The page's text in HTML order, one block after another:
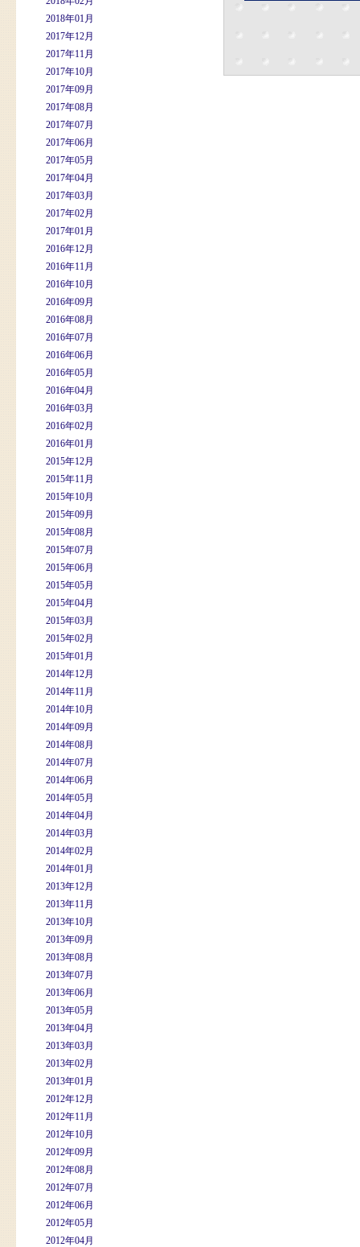
2018年01月
2017年12月
2017年11月
2017年10月
2017年09月
2017年08月
2017年07月
2017年06月
2017年05月
2017年04月
2017年03月
2017年02月
2017年01月
2016年12月
2016年11月
2016年10月
2016年09月
2016年08月
2016年07月
2016年06月
2016年05月
2016年04月
2016年03月
2016年02月
2016年01月
2015年12月
2015年11月
2015年10月
2015年09月
2015年08月
2015年07月
2015年06月
2015年05月
2015年04月
2015年03月
2015年02月
2015年01月
2014年12月
2014年11月
2014年10月
2014年09月
2014年08月
2014年07月
2014年06月
2014年05月
2014年04月
2014年03月
2014年02月
2014年01月
2013年12月
2013年11月
2013年10月
2013年09月
2013年08月
2013年07月
2013年06月
2013年05月
2013年04月
2013年03月
2013年02月
2013年01月
2012年12月
2012年11月
2012年10月
2012年09月
2012年08月
2012年07月
2012年06月
2012年05月
2012年04月